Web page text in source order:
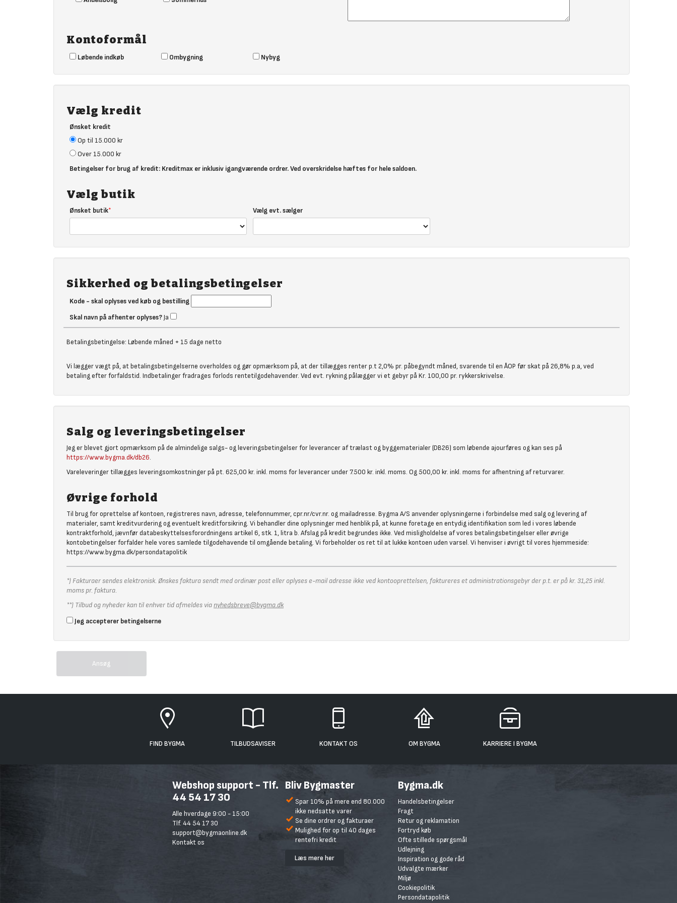
Kontoformål
Løbende indkøb Ombygning Nybyg
Vælg kredit
Ønsket kredit
Op til 15.000 kr
Over 15.000 kr
Betingelser for brug af kredit: Kreditmax er inklusiv igangværende ordrer. Ved overskridelse hæftes for hele saldoen.
Vælg butik
Ønsket butik Vælg evt. sælger
Sikkerhed og betalingsbetingelser
Kode - skal oplyses ved køb og bestilling
Skal navn på afhenter oplyses?Ja
Betalingsbetingelse: Løbende måned + 15 dage netto
Vi lægger vægt på, at betalingsbetingelserne overholdes og gør opmærksom på, at der tillægges renter p.t 2,0% pr. påbegyndt måned, svarende til en ÅOP før skat på 26,8% p.a, ved
betaling efter forfaldstid. Indbetalinger fradrages forlods rentetilgodehavender. Ved evt. rykning pålægger vi et gebyr på Kr. 100,00 pr. rykkerskrivelse.
Salg og leveringsbetingelser
Jeg er blevet gjort opmærksom på de almindelige salgs- og leveringsbetingelser for leverancer af trælast og byggematerialer (DB26) som løbende ajourføres og kan ses på
https://www.bygma.dk/db26.
Vareleveringer tillægges leveringsomkostninger på pt. 625,00 kr. inkl. moms for leverancer under 7.500 kr. inkl. moms. Og 500,00 kr. inkl. moms for afhentning af returvarer.
Øvrige forhold
Til brug for oprettelse af kontoen, registreres navn, adresse, telefonnummer, cpr.nr/cvr.nr. og mailadresse. Bygma A/S anvender oplysningerne i forbindelse med salg og levering af
materialer, samt kreditvurdering og eventuelt kreditforsikring. Vi behandler dine oplysninger med henblik på, at kunne foretage en entydig identifikation som led i vores løbende
kontraktforhold, jævnfør databeskyttelsesforordningens artikel 6, stk. 1, litra b. Afslag på kredit begrundes ikke. Ved misligholdelse af vores betalingsbetingelser eller øvrige
kontobetingelser forfalder hele vores samlede tilgodehavende til omgående betaling. Vi forbeholder os ret til at lukke kontoen uden varsel. Vi henviser i øvrigt til vores hjemmeside:
https://www.bygma.dk/persondatapolitik
*) Fakturaer sendes elektronisk. Ønskes faktura sendt med ordinær post eller oplyses e-mail adresse ikke ved kontooprettelsen, faktureres et administrationsgebyr der p.t. er på kr. 31,25 inkl.
moms pr. faktura.
**) Tilbud og nyheder kan til enhver tid afmeldes vianyhedsbreve@bygma.dk
Jeg accepterer betingelserne
Ansøg
FIND BYGMA TILBUDSAVISER KONTAKT OS OM BYGMA KARRIERE I BYGMA
Webshop support - Tlf.
44 54 17 30
Alle hverdage 9:00 - 15:00
Tlf. 44 54 17 30
support@bygmaonline.dk
Kontakt os
Bliv Bygmaster
Spar 10% på mere end 80.000
ikke nedsatte varer
Se dine ordrer og fakturaer
Mulighed for op til 40 dages
rentefri kredit
Læs mere her
Bygma.dk
Handelsbetingelser
Fragt
Retur og reklamation
Fortryd køb
Ofte stillede spørgsmål
Udlejning
Inspiration og gode råd
Udvalgte mærker
Miljø
Cookiepolitik
Persondatapolitik